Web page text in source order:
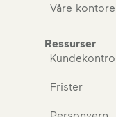
Våre
Ressurser
Frister